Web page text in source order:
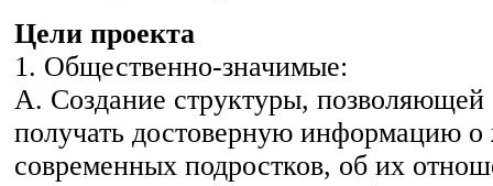
Цели проекта
1. Общественно-значимые:
А. Создание структуры, позволяющей
получать достоверную информацию о
современных подростков, об их